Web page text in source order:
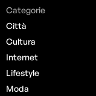
Categorie
Città
Cultura
Internet
Lifestyle
Moda